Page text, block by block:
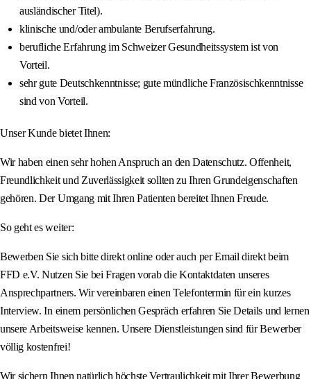
ausländischer Titel).
klinische und/oder ambulante Berufserfahrung.
berufliche Erfahrung im Schweizer Gesundheitssystem ist von
Vorteil.
sehr gute Deutschkenntnisse; gute mündliche Französischkenntnisse
sind von Vorteil.
Unser Kunde bietet Ihnen:
Wir haben einen sehr hohen Anspruch an den Datenschutz. Offenheit,
Freundlichkeit und Zuverlässigkeit sollten zu Ihren Grundeigenschaften
gehören. Der Umgang mit Ihren Patienten bereitet Ihnen Freude.
So geht es weiter:
Bewerben Sie sich bitte direkt online oder auch per Email direkt beim
FFD e.V. Nutzen Sie bei Fragen vorab die Kontaktdaten unseres
Ansprechpartners. Wir vereinbaren einen Telefontermin für ein kurzes
Interview. In einem persönlichen Gespräch erfahren Sie Details und lernen
unsere Arbeitsweise kennen. Unsere Dienstleistungen sind für Bewerber
völlig kostenfrei!
Wir sichern Ihnen natürlich höchste Vertraulichkeit mit Ihrer Bewerbung